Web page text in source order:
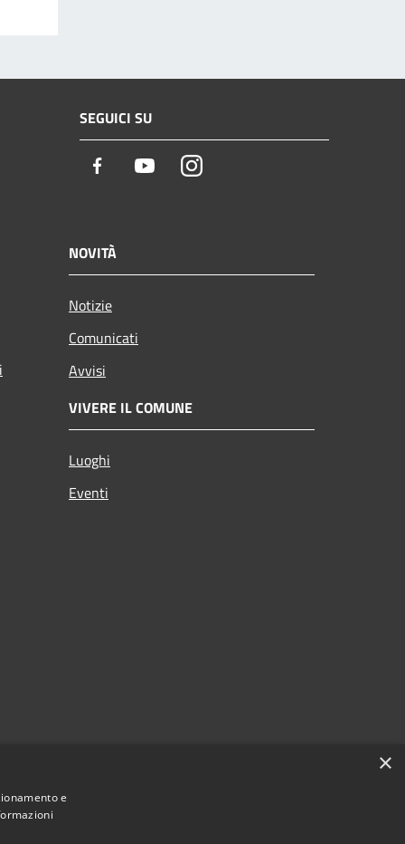
SEGUICI SU
Facebook YoutubeInstagram
NOVITÀ
Notizie
Comunicati
Avvisi
VIVERE IL COMUNE
Luoghi
Eventi
×
e